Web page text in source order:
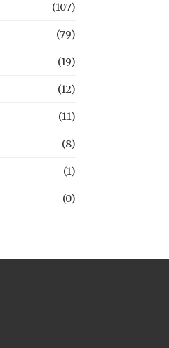
(107)
(79)
(19)
(12)
(11)
(8)
(1)
(0)